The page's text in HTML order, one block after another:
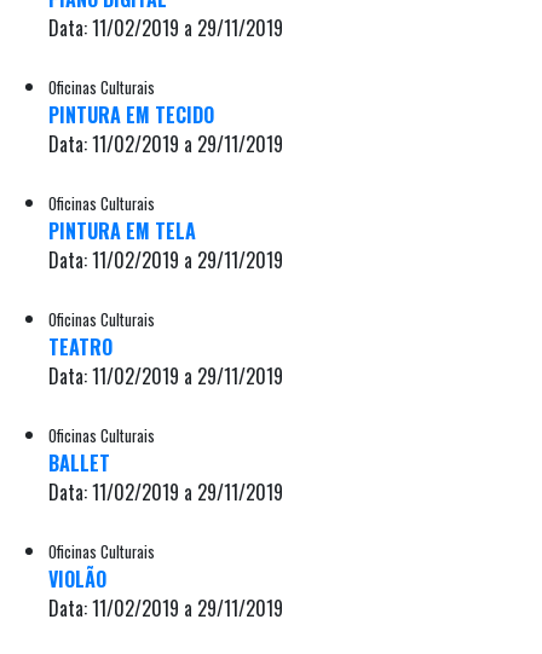
Data: 11/02/2019 a 29/11/2019
Oficinas Culturais
PINTURA EM TECIDO
Data: 11/02/2019 a 29/11/2019
Oficinas Culturais
PINTURA EM TELA
Data: 11/02/2019 a 29/11/2019
Oficinas Culturais
TEATRO
Data: 11/02/2019 a 29/11/2019
Oficinas Culturais
BALLET
Data: 11/02/2019 a 29/11/2019
Oficinas Culturais
VIOLÃO
Data: 11/02/2019 a 29/11/2019